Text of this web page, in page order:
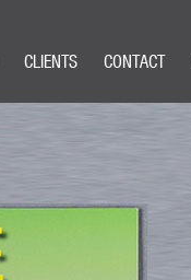
CLIENTS CONTACT